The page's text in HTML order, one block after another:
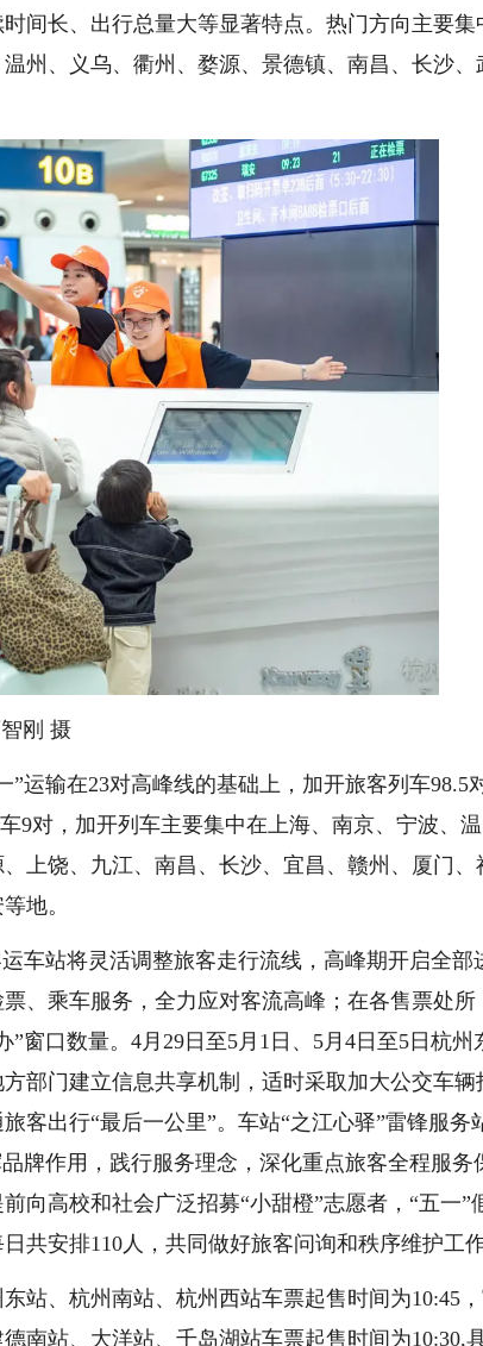
间长、出行总量大等显著特点。热门方向主要集
州、义乌、衢州、婺源、景德镇、南昌、长沙、
刚 摄
输在23对高峰线的基础上，加开旅客列车98.5
9对，加开列车主要集中在上海、南京、宁波、温
上饶、九江、南昌、长沙、宜昌、赣州、厦门、
地。
站将灵活调整旅客走行流线，高峰期开启全部
、乘车服务，全力应对客流高峰；在各售票处所
窗口数量。4月29日至5月1日、5月4日至5日杭州
部门建立信息共享机制，适时采取加大公交车辆
客出行“最后一公里”。车站“之江心驿”雷锋服务
牌作用，践行服务理念，深化重点旅客全程服务
向高校和社会广泛招募“小甜橙”志愿者，“五一”
共安排110人，共同做好旅客问询和秩序维护工
、杭州南站、杭州西站车票起售时间为10:45
南站、大洋站、千岛湖站车票起售时间为10:30,